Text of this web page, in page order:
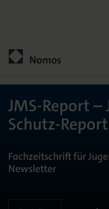
Kontakt
JMS-Report
Schutz-Report
Fachzeitschrift für
Newsletter